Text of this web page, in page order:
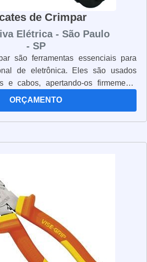
de Crimpar
Elétrica - São Paulo
- SP
são ferramentas essenciais para
de eletrônica. Eles são usados
e cabos, apertando-os firmemente
conexão segura. Os alicates de
Eles têm uma alça ergonômica
eles têm uma lâmina de aço
segura. Os alicates de crimpar são
versátil e podem ser usados para
vários tamanhos e espessuras. Eles
para conectar cabos de alta tensão,
para suportar altas temperaturas. Se
uma ferramenta confiável para
fios, os alicates de crimpar são a
são fáceis de usar, seguros e
ORÇAMENTO